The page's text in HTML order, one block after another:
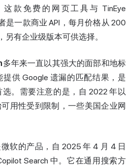
款免费的网页工具与 TinEye
是一款商业 API，每月价格从 200
另有企业级版本可供选择。
多年来一直以其强大的面部和地标
供 Google 遗漏的匹配结果，是
。需要注意的是，自 2022 年以
用性受到限制，一些美国企业网
软的产品，自 2025 年 4 月 4 日
Search 中。它在通用搜索方